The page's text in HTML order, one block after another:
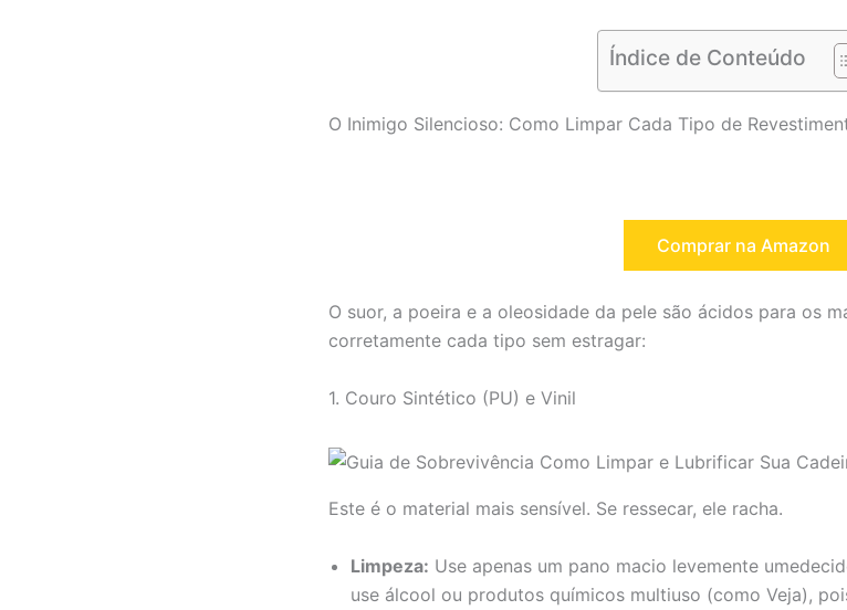
Índice de Conteúdo
O Inimigo Silencioso: Como Limpar Cada Tipo de
Comprar na Amazon
O suor, a poeira e a oleosidade da pele são ácidos para os
corretamente cada tipo sem estragar:
1. Couro Sintético (PU) e Vinil
Este é o material mais sensível. Se ressecar, ele racha.
Limpeza: Use apenas um pano macio levemente
use álcool ou produtos químicos multiuso (como Veja),